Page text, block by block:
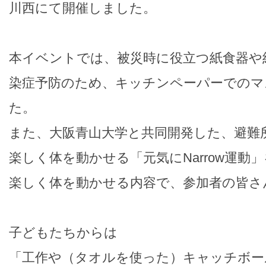
川西にて開催しました。
本イベントでは、被災時に役立つ紙食器
染症予防のため、キッチンペーパーでの
た。
また、大阪青山大学と共同開発した、避
楽しく体を動かせる「元気にNarrow運動
楽しく体を動かせる内容で、参加者の皆
子どもたちからは
「工作や（タオルを使った）キャッチボ